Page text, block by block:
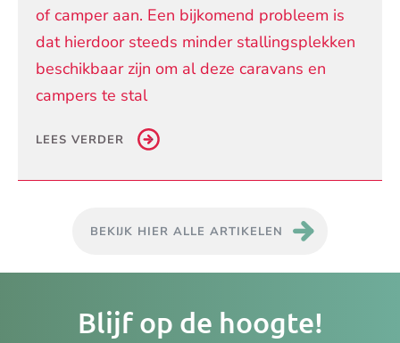
of camper aan. Een bijkomend probleem is
dat hierdoor steeds minder stallingsplekken
beschikbaar zijn om al deze caravans en
campers te stal
LEES VERDER
BEKIJK HIER ALLE ARTIKELEN
Blijf op de hoogte!